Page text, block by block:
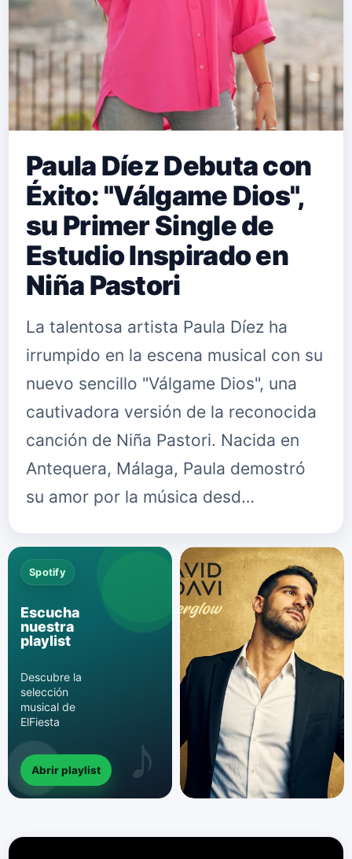
Paula Díez Debuta con
Éxito: "Válgame Dios",
su Primer Single de
Estudio Inspirado en
Niña Pastori
La talentosa artista Paula Díez ha
irrumpido en la escena musical con su
nuevo sencillo "Válgame Dios", una
cautivadora versión de la reconocida
canción de Niña Pastori. Nacida en
Antequera, Málaga, Paula demostró
su amor por la música desd…
Spotify
Escucha
nuestra
playlist
Descubre la
selección
musical de
ElFiesta
Abrir playlist